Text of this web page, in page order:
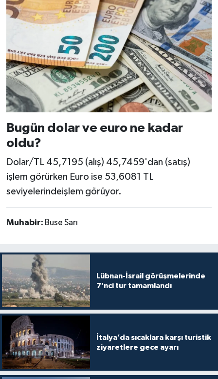
Bugün dolar ve euro ne kadar
oldu?
Dolar/TL 45,7195 (alış) 45,7459'dan (satış)
işlem görürken Euro ise 53,6081 TL
seviyelerindeişlem görüyor.
Muhabir: Buse Sarı
Lübnan-İsrail görüşmelerinde
7’nci tur tamamlandı
İtalya’da sıcaklara karşı turistik
ziyaretlere gece ayarı